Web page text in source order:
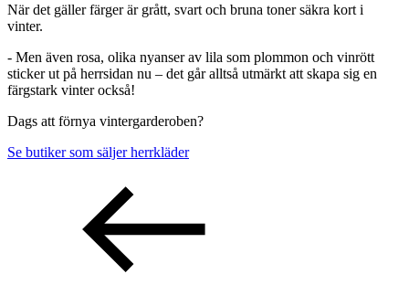
När det gäller färger är grått, svart och bruna toner säkra kort i
vinter.
- Men även rosa, olika nyanser av lila som plommon och vinrött
sticker ut på herrsidan nu – det går alltså utmärkt att skapa sig en
färgstark vinter också!
Dags att förnya vintergarderoben?
Se butiker som säljer herrkläder